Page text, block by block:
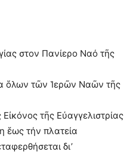
στον Πανίερο Ναό τῆς
ὅλων τῶν Ἱερῶν Ναῶν τῆς
τῆς Εὐαγγελιστρίας
ἕως τήν πλατεία
δι’